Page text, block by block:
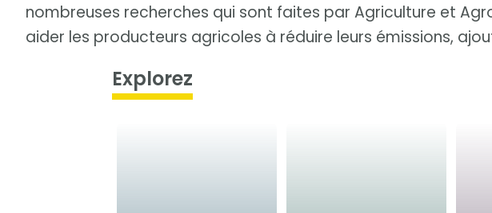
nombreuses recherches qui sont faites par Agriculture et
aider les producteurs agricoles à réduire leurs émissions,
Explorez